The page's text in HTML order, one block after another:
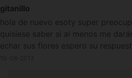
gitanillo
hola de nuevo esoty super
quisiese saber si al menos me
echar sus flores espero su